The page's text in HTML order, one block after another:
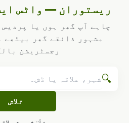
ریستوران — واٹس
چاہے آپ گھر ہوں یا پردیس
مشہور ذائقے گھر بیٹھے
رجسٹریشن
🔍
تلاش